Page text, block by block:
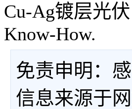
Cu-Ag镀层光
Know-How.
免责申明：
信息来源于